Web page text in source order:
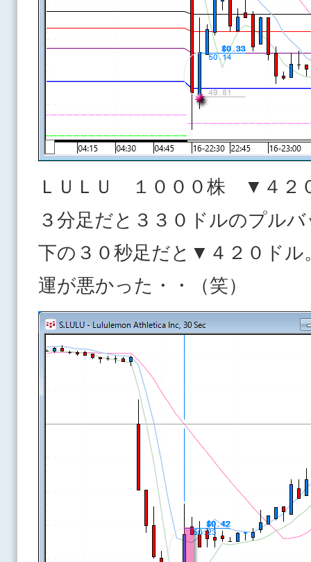
ＬＵＬＵ １０００株 ▼４２
３分足だと３３０ドルのプル
下の３０秒足だと▼４２０ドル
運が悪かった・・（笑）